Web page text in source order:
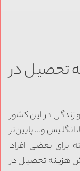
در
در این کشور
و… پایین‌تر
بعضی افراد
تحصیل در